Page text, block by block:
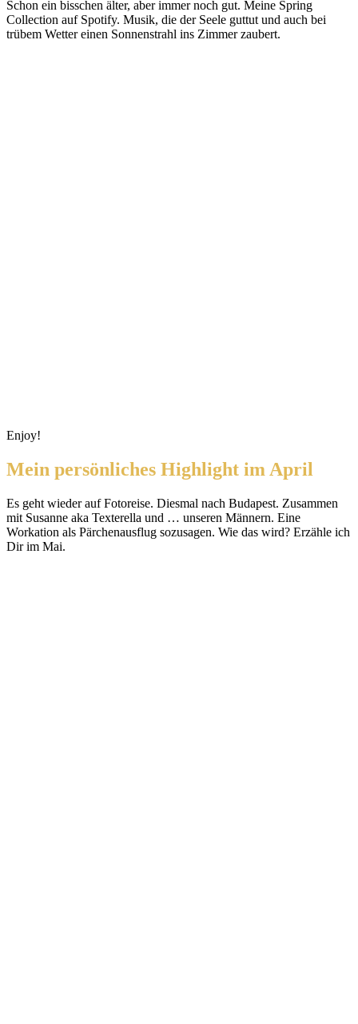
Schon ein bisschen älter, aber immer noch gut. Meine Spring
Collection auf Spotify. Musik, die der Seele guttut und auch bei
trübem Wetter einen Sonnenstrahl ins Zimmer zaubert.
Enjoy!
Mein persönliches Highlight im April
Es geht wieder auf Fotoreise. Diesmal nach Budapest. Zusammen
mit Susanne aka Texterella und … unseren Männern. Eine
Workation als Pärchenausflug sozusagen. Wie das wird? Erzähle ich
Dir im Mai.